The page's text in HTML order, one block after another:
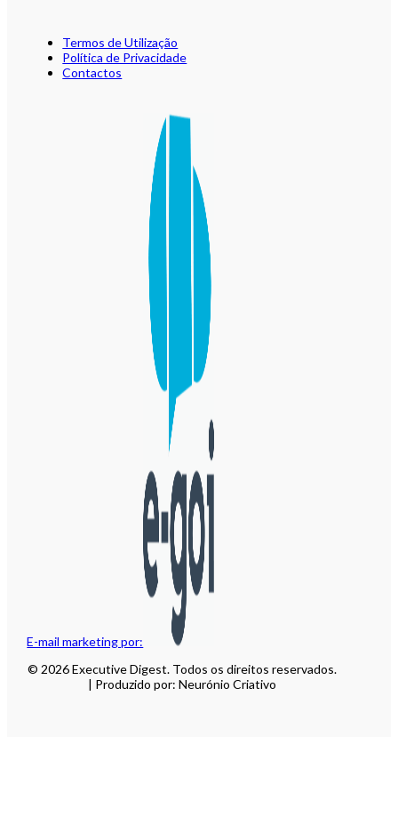
E-mail marketing por:
Termos de Utilização
Política de Privacidade
Contactos
© 2026 Executive Digest. Todos os direitos reservados.
| Produzido por: Neurónio Criativo